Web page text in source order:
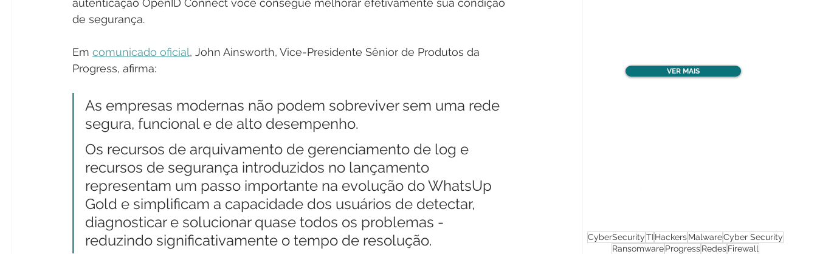
autenticação OpenID Connect você consegue melhorar efetivamente sua condição
de segurança.
Em comunicado oficial, John Ainsworth, Vice-Presidente Sênior de Produtos da
Progress, afirma:
As empresas modernas não podem sobreviver sem uma rede
segura, funcional e de alto desempenho.
Os recursos de arquivamento de gerenciamento de log e
recursos de segurança introduzidos no lançamento
representam um passo importante na evolução do WhatsUp
Gold e simplificam a capacidade dos usuários de detectar,
diagnosticar e solucionar quase todos os problemas -
reduzindo significativamente o tempo de resolução.
CyberSecurityTI Hackers MalwareCyber Security
Ransomware Progress Redes Firewall
VER MAIS